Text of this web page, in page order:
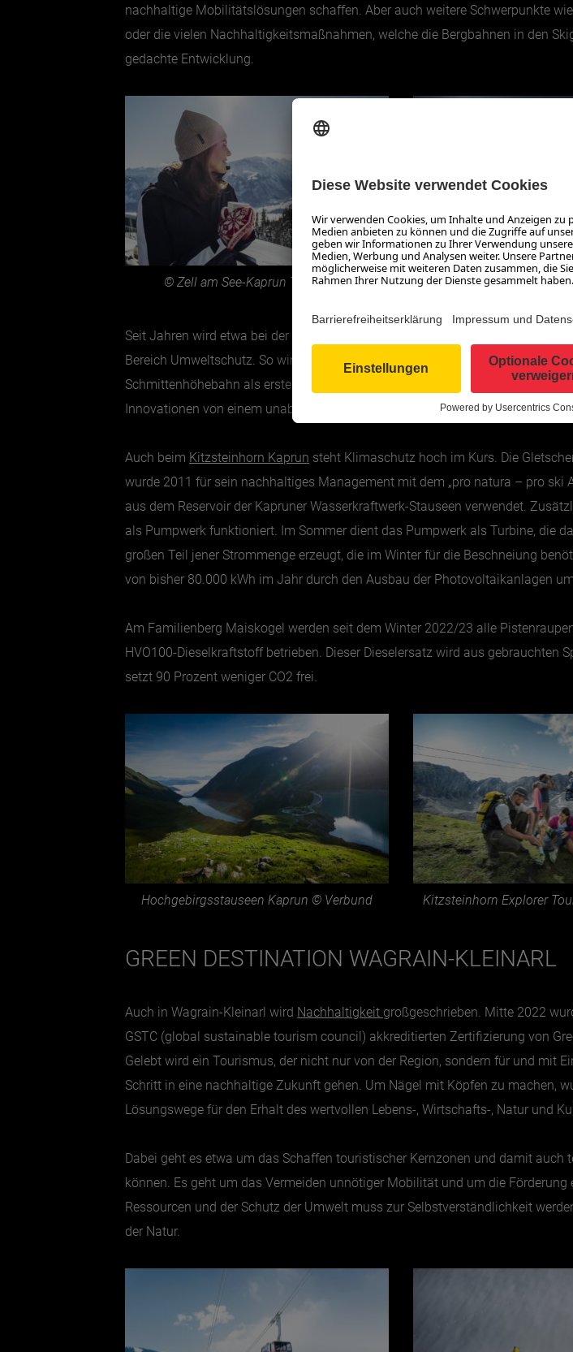
nachhaltige Mobilitätslösungen schaffen. Aber auch weitere Schwerpunkte
oder die vielen Nachhaltigkeitsmaßnahmen, welche die Bergbahnen in den
gedachte Entwicklung.
© Zell am See-Kaprun Tourismus ©
Seit Jahren wird etwa bei der
Bereich Umweltschutz. So wird das Unternehmen etwa zu 100 Prozent mit
Schmittenhöhebahn als erstes Seilbahn-Unternehmen Österreichs an der
Innovationen von einem unabhängigen Umweltgutachter bestätigt werden.
Auch beim Kitzsteinhorn Kaprun steht Klimaschutz hoch im Kurs. Die
wurde 2011 für sein nachhaltiges Management mit dem „pro natura – pro ski
aus dem Reservoir der Kapruner Wasserkraftwerk-Stauseen verwendet.
als Pumpwerk funktioniert. Im Sommer dient das Pumpwerk als Turbine, die
großen Teil jener Strommenge erzeugt, die im Winter für die Beschneiung
von bisher 80.000 kWh im Jahr durch den Ausbau der Photovoltaikanlagen
Am Familienberg Maiskogel werden seit dem Winter 2022/23 alle
HVO100-Dieselkraftstoff betrieben. Dieser Dieselersatz wird aus
setzt 90 Prozent weniger CO2 frei.
Hochgebirgsstauseen Kaprun © Verbund Kitzsteinhorn Explorer
GREEN DESTINATION WAGRAIN-KLEINARL
Auch in Wagrain-Kleinarl wird Nachhaltigkeit großgeschrieben. Mitte 2022
GSTC (global sustainable tourism council) akkreditierten Zertifizierung von
Gelebt wird ein Tourismus, der nicht nur von der Region, sondern für und mit
Schritt in eine nachhaltige Zukunft gehen. Um Nägel mit Köpfen zu machen,
Lösungswege für den Erhalt des wertvollen Lebens-, Wirtschafts-, Natur und
Dabei geht es etwa um das Schaffen touristischer Kernzonen und damit auch
können. Es geht um das Vermeiden unnötiger Mobilität und um die Förderung
Ressourcen und der Schutz der Umwelt muss zur Selbstverständlichkeit
der Natur.